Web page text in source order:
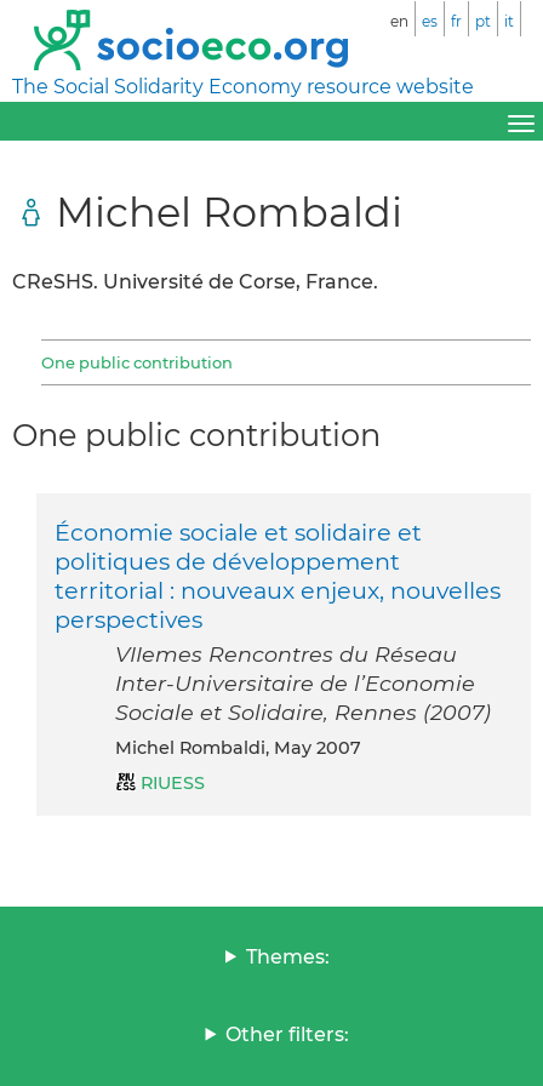
The Social Solidarity Economy resource website
en es fr pt it
Michel Rombaldi
CReSHS. Université de Corse, France.
One public contribution
One public contribution
Économie sociale et solidaire et
politiques de développement
territorial : nouveaux enjeux, nouvelles
perspectives
VIIemes Rencontres du Réseau
Inter-Universitaire de l’Economie
Sociale et Solidaire, Rennes (2007)
Michel Rombaldi, May 2007
RIUESS
Themes:
Other filters: